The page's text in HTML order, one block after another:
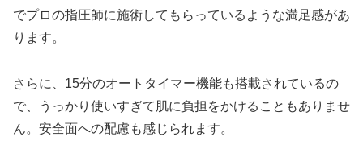
でプロの指圧師に施術してもらっているような満足感があ
ります。
さらに、15分のオートタイマー機能も搭載されているの
で、うっかり使いすぎて肌に負担をかけることもありませ
ん。安全面への配慮も感じられます。